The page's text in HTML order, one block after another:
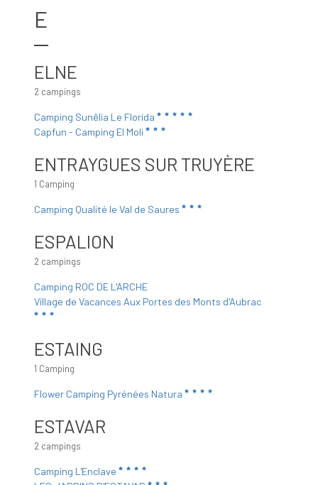
E
ELNE
2 campings
Camping Sunêlia Le Florida
Capfun - Camping El Moli
ENTRAYGUES SUR TRUYÈRE
1 Camping
Camping Qualité le Val de Saures
ESPALION
2 campings
Camping ROC DE L'ARCHE
Village de Vacances Aux Portes des Monts d'Aubrac
ESTAING
1 Camping
Flower Camping Pyrénées Natura
ESTAVAR
2 campings
Camping L'Enclave